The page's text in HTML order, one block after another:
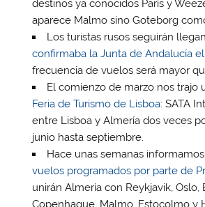
destinos ya conocidos París y
aparece Malmo sino Goteborg
Los turistas rusos seguirán
confirmaba la Junta de Andalucía
frecuencia de vuelos será mayor
El comienzo de marzo nos trajo
Feria de Turismo de Lisboa: SATA
entre Lisboa y Almería dos veces
junio hasta septiembre.
Hace unas semanas
vuelos programados por parte de
unirán Almería con Reykjavik, Oslo,
Copenhague, Malmo, Estocolmo y